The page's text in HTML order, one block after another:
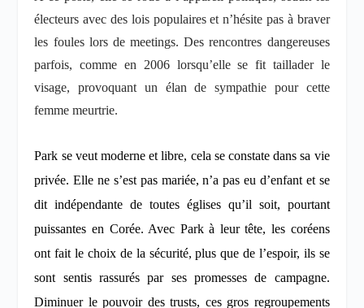
électeurs avec des lois populaires et n’hésite pas à braver
les foules lors de meetings. Des rencontres dangereuses
parfois, comme en 2006 lorsqu’elle se fit taillader le
visage, provoquant un élan de sympathie pour cette
femme meurtrie.
Park se veut moderne et libre, cela se constate dans sa vie
privée. Elle ne s’est pas mariée, n’a pas eu d’enfant et se
dit indépendante de toutes églises qu’il soit, pourtant
puissantes en Corée. Avec Park à leur tête, les coréens
ont fait le choix de la sécurité, plus que de l’espoir, ils se
sont sentis rassurés par ses promesses de campagne.
Diminuer le pouvoir des trusts, ces gros regroupements